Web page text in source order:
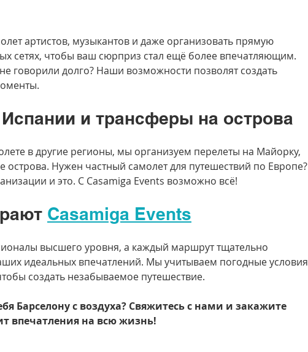
артистов, музыкантов и даже организовать прямую
сетях, чтобы ваш сюрприз стал ещё более впечатляющим.
говорили долго? Наши возможности позволят создать
и трансферы на острова
в другие регионы, мы организуем перелеты на Майорку,
острова. Нужен частный самолет для путешествий по Европе?
и это. С Casamiga Events возможно всё!
Casamiga Events
высшего уровня, а каждый маршрут тщательно
идеальных впечатлений. Мы учитываем погодные условия
создать незабываемое путешествие.
Барселону с воздуха? Свяжитесь с нами и закажите
впечатления на всю жизнь!